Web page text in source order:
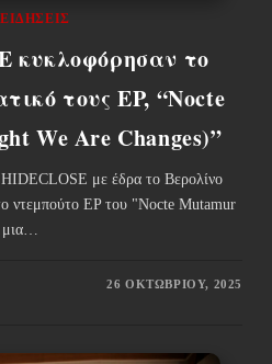
κυκλοφόρησαν το
τους EP, “Nocte
We Are Changes)”
με έδρα το Βερολίνο
ντεμπούτο EP του "Nocte Mutamur
μια…
26 ΟΚΤΩΒΡΊΟΥ, 2025